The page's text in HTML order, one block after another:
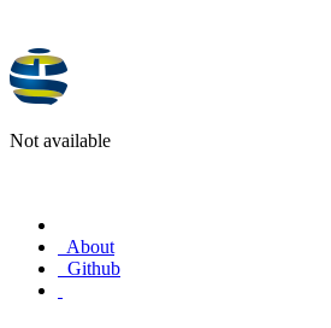
Not available
About
Github